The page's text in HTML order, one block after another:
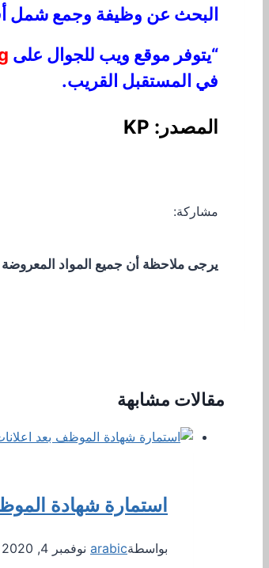
البحث عن وظيفة وجمع شمل
“يتوفر موقع ويب للجوال على
في المستقبل القريب.
المصدر: KP
مشاركة:
يرجى ملاحظة أن جميع المواد المعروضة
مقالات مشابهة
استمارة شهادة
بواسطةarabic نوفمبر 4, 2020